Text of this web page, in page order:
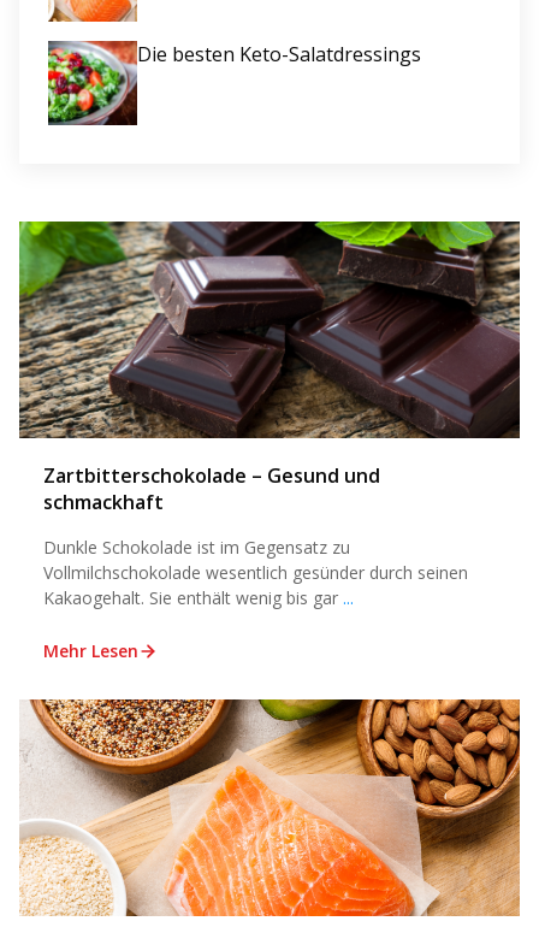
Die besten Keto-Salatdressings
Zartbitterschokolade – Gesund und
schmackhaft
Dunkle Schokolade ist im Gegensatz zu
Vollmilchschokolade wesentlich gesünder durch seinen
Kakaogehalt. Sie enthält wenig bis gar ...
Mehr Lesen